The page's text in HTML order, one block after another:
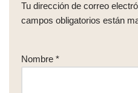
Tu dirección de correo
campos obligatorios están
Nombre *